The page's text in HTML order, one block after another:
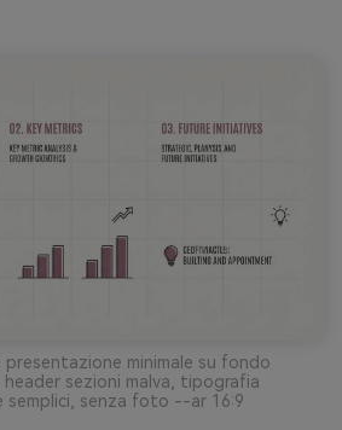
minimale su fondo
sezioni malva, tipografia
semplici, senza foto --ar 16:9